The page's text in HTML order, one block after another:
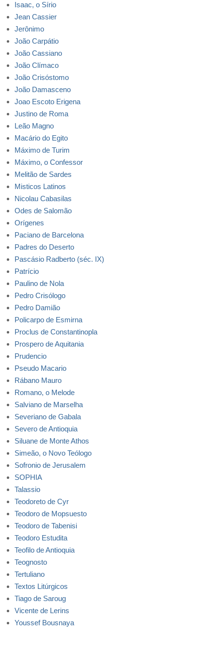
Isaac, o Sírio
Jean Cassier
Jerônimo
João Carpátio
João Cassiano
João Clímaco
João Crisóstomo
João Damasceno
Joao Escoto Erigena
Justino de Roma
Leão Magno
Macário do Egito
Máximo de Turim
Máximo, o Confessor
Melitão de Sardes
Misticos Latinos
Nicolau Cabasilas
Odes de Salomão
Orígenes
Paciano de Barcelona
Padres do Deserto
Pascásio Radberto (séc. IX)
Patrício
Paulino de Nola
Pedro Crisólogo
Pedro Damião
Policarpo de Esmirna
Proclus de Constantinopla
Prospero de Aquitania
Prudencio
Pseudo Macario
Rábano Mauro
Romano, o Melode
Salviano de Marselha
Severiano de Gabala
Severo de Antioquia
Siluane de Monte Athos
Simeão, o Novo Teólogo
Sofronio de Jerusalem
SOPHIA
Talassio
Teodoreto de Cyr
Teodoro de Mopsuesto
Teodoro de Tabenisi
Teodoro Estudita
Teofilo de Antioquia
Teognosto
Tertuliano
Textos Litúrgicos
Tiago de Saroug
Vicente de Lerins
Youssef Bousnaya